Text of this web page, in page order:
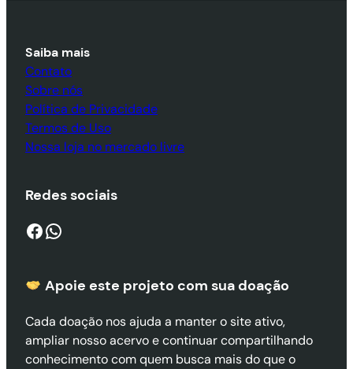
Saiba mais
Contato
Sobre nós
Política de Privacidade
Termos de Uso
Nossa loja no mercado livre
Redes sociais
Facebook WhatsApp
Apoie este projeto com sua doação
Cada doação nos ajuda a manter o site ativo,
ampliar nosso acervo e continuar compartilhando
conhecimento com quem busca mais do que o